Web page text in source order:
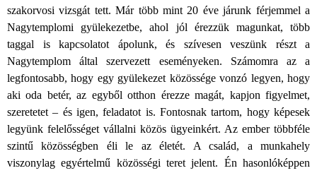
szakorvosi vizsgát tett. Már több mint 20 éve járunk férjemmel a
Nagytemplomi gyülekezetbe, ahol jól érezzük magunkat, több
taggal is kapcsolatot ápolunk, és szívesen veszünk részt a
Nagytemplom által szervezett eseményeken. Számomra az a
legfontosabb, hogy egy gyülekezet közössége vonzó legyen, hogy
aki oda betér, az egyből otthon érezze magát, kapjon figyelmet,
szeretetet – és igen, feladatot is. Fontosnak tartom, hogy képesek
legyünk felelősséget vállalni közös ügyeinkért. Az ember többféle
szintű közösségben éli le az életét. A család, a munkahely
viszonylag egyértelmű közösségi teret jelent. Én hasonlóképpen